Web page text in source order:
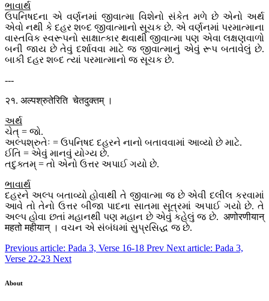
ભાવાર્થ
ઉપનિષદના એ વર્ણનમાં જીવાત્મા વિશેનો સંકેત મળે છે એનો અર્થ
એવો નથી કે દહર શબ્દ જીવાત્માનો સૂચક છે. એ વર્ણનમાં પરમાત્માના
વાસ્તવિક સ્વરૂપનો સાક્ષાત્કાર થવાથી જીવાત્મા પણ એવા લક્ષણવાળો
બની જાય છે તેવું દર્શાવવા માટે જ જીવાત્માનું એવું રૂપ બતાવેલું છે.
બાકી દહર શબ્દ ત્યાં પરમાત્માનો જ સૂચક છે.
---
२१. अल्पश्रुतेरिति चेतदुक्तम् ।
અર્થ
ચેત્ = જો.
અલ્પશ્રુતેઃ = ઉપનિષદ દહરને નાનો બતાવવામાં આવ્યો છે માટે.
ઈતિ = એવું માનવું યોગ્ય છે.
તદુક્તમ્ = તો એનો ઉત્તર અપાઈ ગયો છે.
ભાવાર્થ
દહરને અલ્પ બતાવ્યો હોવાથી તે જીવાત્મા જ છે એવી દલીલ કરવામાં
આવે તો તેનો ઉત્તર બીજા પાદના સાતમા સૂત્રમાં અપાઈ ગયો છે. તે
અલ્પ હોવા છતાં મહાનથી પણ મહાન છે એવું કહેલું જ છે. अणोरणीयान्
महतो महीयान् । વચન એ સંબંધમાં સુપ્રસિદ્ધ જ છે.
Previous article: Pada 3, Verse 16-18 Prev Next article: Pada 3,
Verse 22-23 Next
About